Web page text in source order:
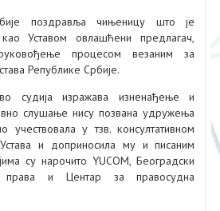
поздравља чињеницу што је
Уставом овлашћени предлагач,
процесом везаним за
Републике Србије.
судија изражава изненађење и
слушање нису позвана удружења
учествовала у тзв. консултативном
и доприносила му и писаним
су нарочито YUCOM, Београдски
и Центар за правосудна